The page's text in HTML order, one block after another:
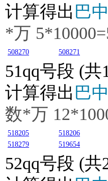
计算得出 巴
*万
508270 508271
51qq号段 (共
计算得出 巴
数*万
518205 518206
518279
519654
52qq号段 (共